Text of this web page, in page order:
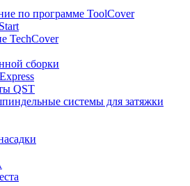
по программе ToolCover
TechCover
сборки
QST
системы для затяжки